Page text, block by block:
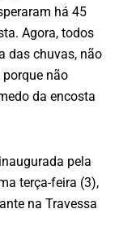
há 45
Agora, todos
das chuvas, não
não
da encosta
pela
terça-feira (3),
na Travessa